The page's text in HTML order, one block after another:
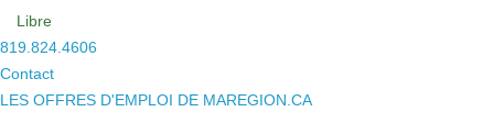
Libre
819.824.4606
Contact
LES OFFRES D'EMPLOI DE MAREGION.CA